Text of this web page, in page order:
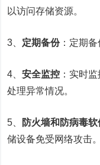
以访问存储资源。
3、 定期备份：定期备
4、安全监控 ：实时
处理异常情况。
5、 防火墙和防病毒软
储设备免受网络攻击。